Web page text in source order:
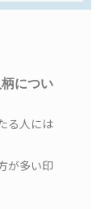
につい
る人には
が多い印